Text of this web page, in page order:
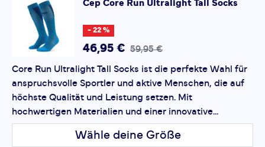
dabeistylisch
Pflichtfelder
Bewertung hinzufügen
Dieses Formular ist durch reCAPTCHA geschützt – es gelten
dieDatenschutzbestimmungen undNutzungsbedingungen
von Google.
Cep Core Run Ultralight Tall Socks
- 22 %
46,95 € 59,95 €
Core Run Ultralight Tall Socks ist die perfekte Wahl für
anspruchsvolle Sportler und aktive Menschen, die auf
höchste Qualität und Leistung setzen. Mit
hochwertigen Materialien und einer innovative...
Wähle deine Größe